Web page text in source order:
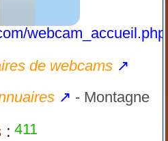
webcam_accueil.php
de webcams ↗
↗ - Montagne
: 411